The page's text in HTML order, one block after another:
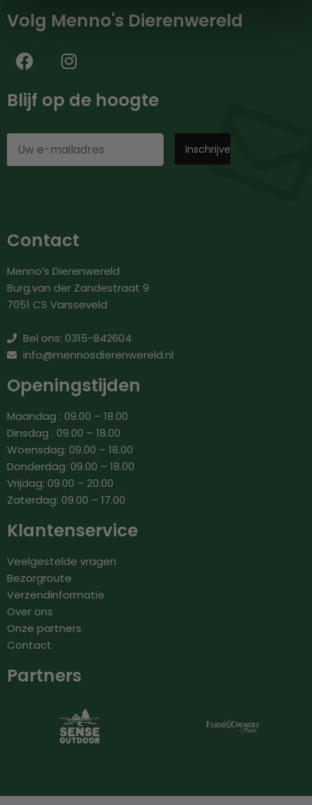
Volg Menno's Dierenwereld
Blijf op de hoogte
Contact
Menno’s Dierenwereld
Burg.van der Zandestraat 9
7051 CS Varsseveld
Bel ons: 0315-842604
info@mennosdierenwereld.nl
Openingstijden
Maandag : 09.00 – 18.00
Dinsdag : 09.00 – 18.00
Woensdag: 09.00 – 18.00
Donderdag: 09.00 – 18.00
Vrijdag: 09.00 – 20.00
Zaterdag: 09.00 – 17.00
Klantenservice
Veelgestelde vragen
Bezorgroute
Verzendinformatie
Over ons
Onze partners
Contact
Partners